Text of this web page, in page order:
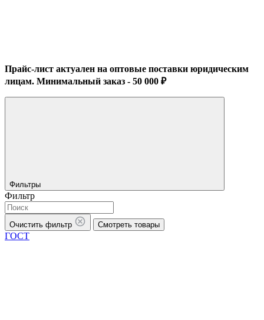
Прайс-лист актуален на оптовые поставки юридическим
лицам. Минимальный заказ - 50 000 ₽
Фильтры
Фильтр
Очистить фильтр Смотреть товары
ГОСТ